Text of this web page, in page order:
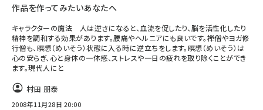
作品を作ってみたいあなたへ
キャラクターの魔法 人は逆さになると、血流を促したり、脳を活性化したり
精神を調和する効果があります。腰痛やヘルニアにも良いです。禅僧やヨガ修
行僧も、瞑想（めいそう）状態に入る時に逆立ちをします。瞑想（めいそう）は
心の安らぎ、心と身体の一体感、ストレスや一日の疲れを取り除くことができ
ます。現代人にと
村田 朋泰
2008年11月28日 20:00